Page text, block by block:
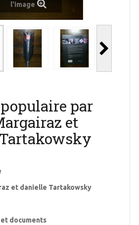
l'image
par
et
et danielle Tartakowsky
et documents